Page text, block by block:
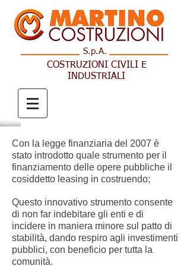
S.p.A.
COSTRUZIONI CIVILI E
INDUSTRIALI
Con la legge finanziaria del 2007 è
stato introdotto quale strumento per il
finanziamento delle opere pubbliche il
cosiddetto leasing in costruendo;
Questo innovativo strumento consente
di non far indebitare gli enti e di
incidere in maniera minore sul patto di
stabilità, dando respiro agli investimenti
pubblici, con beneficio per tutta la
comunità.